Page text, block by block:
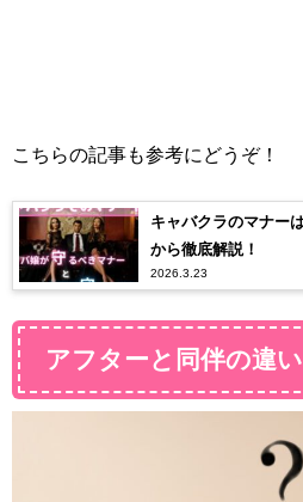
こちらの記事も参考にどうぞ！
キャバクラのマナー
から徹底解説！
2026.3.23
アフターと同伴の違い